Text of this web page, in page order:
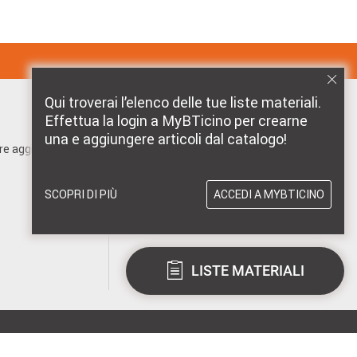
Qui troverai l’elenco delle tue liste materiali.
Effettua la login a MyBTicino per crearne
una e aggiungere articoli dal catalogo!
SCOPRI DI PIÙ ACCEDI A MYBTICINO
LISTE MATERIALI
aggiornato!
MARCHI DISTRIBUITI DA BTICINO